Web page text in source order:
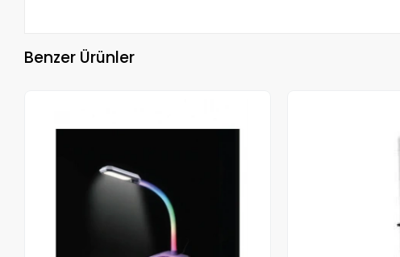
Benzer Ürünler